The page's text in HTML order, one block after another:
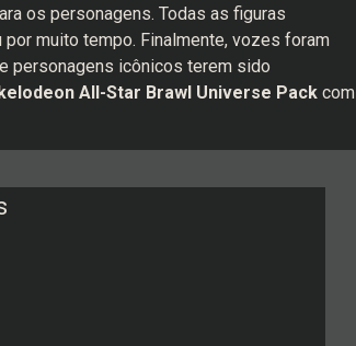
os personagens. Todas as figuras
muito tempo. Finalmente, vozes foram
personagens icônicos terem sido
All-Star Brawl Universe Packcom